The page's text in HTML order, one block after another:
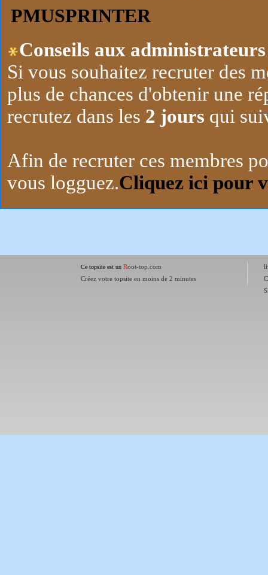
PMUSPRINTER
Conseils aux
Si vous souhaitez recruter des
plus de chances d'obtenir une
recrutez dans les 2 jours qui
Afin de recruter ces membres
vous logguez.Cliquez ici pour
Ce topsite est un Root-top.com
Créez votre topsite en moins de 2 minutes